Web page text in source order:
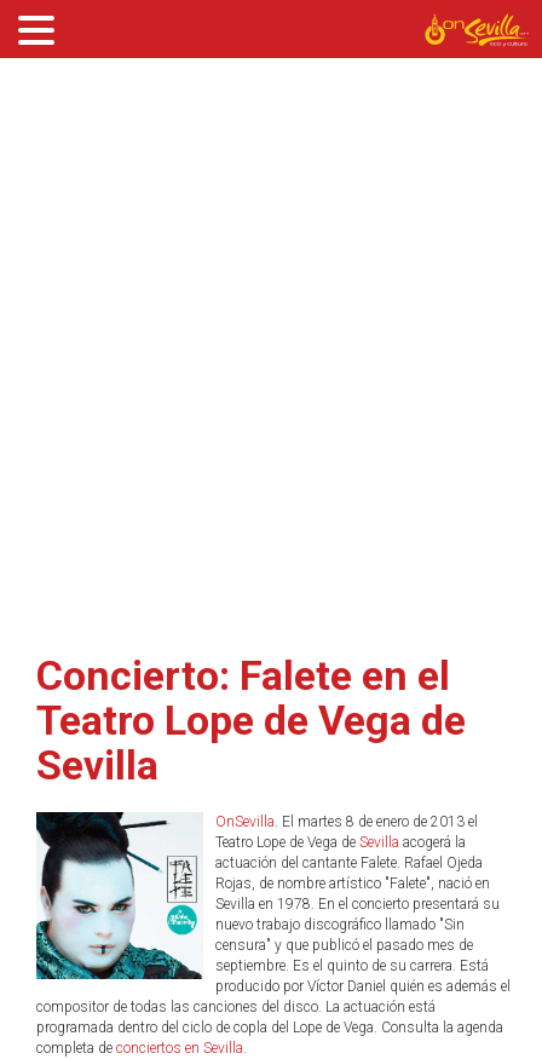
Concierto: Falete en el
Teatro Lope de Vega de
Sevilla
OnSevilla. El martes 8 de enero de 2013 el
Teatro Lope de Vega de Sevilla acogerá la
actuación del cantante Falete. Rafael Ojeda
Rojas, de nombre artístico "Falete", nació en
Sevilla en 1978. En el concierto presentará su
nuevo trabajo discográfico llamado "Sin
censura" y que publicó el pasado mes de
septiembre. Es el quinto de su carrera. Está
producido por Víctor Daniel quién es además el
compositor de todas las canciones del disco. La actuación está
programada dentro del ciclo de copla del Lope de Vega. Consulta la agenda
completa de conciertos en Sevilla.